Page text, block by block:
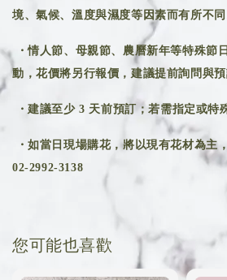
境、氣候、溫度與濕度等因素而有所不同
・情人節、母親節、農曆新年等特殊節
動，花價將另行報價，建議提前詢問與預
・建議至少 3 天前預訂；若需指定或特
・如當日現場購花，將以現有花材為主
02-2992-3138
您可能也喜歡